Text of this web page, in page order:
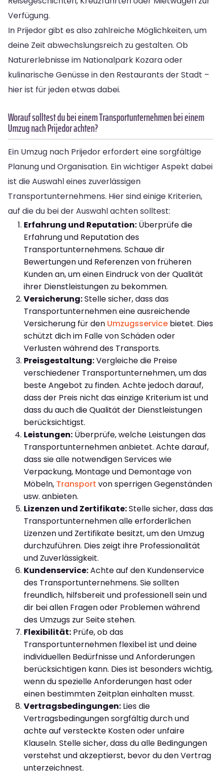
Verfügung.
In Prijedor gibt es also zahlreiche Möglichkeiten, um
deine Zeit abwechslungsreich zu gestalten. Ob
Naturerlebnisse im Nationalpark Kozara oder
kulinarische Genüsse in den Restaurants der Stadt –
hier ist für jeden etwas dabei.
Worauf solltest du bei einem Transportunternehmen bei einem
Umzug nach Prijedor achten?
Ein Umzug nach Prijedor erfordert eine sorgfältige
Planung und Organisation. Ein wichtiger Aspekt dabei
ist die Auswahl eines zuverlässigen
Transportunternehmens. Hier sind einige Kriterien,
auf die du bei der Auswahl achten solltest:
Erfahrung und Reputation: Überprüfe die
Erfahrung und Reputation des
Transportunternehmens. Schaue dir
Bewertungen und Referenzen von früheren
Kunden an, um einen Eindruck von der Qualität
ihrer Dienstleistungen zu bekommen.
Versicherung:Stelle sicher, dass das
Transportunternehmen eine ausreichende
Versicherung für den Umzugsservice bietet. Dies
schützt dich im Falle von Schäden oder
Verlusten während des Transports.
Preisgestaltung:Vergleiche die Preise
verschiedener Transportunternehmen, um das
beste Angebot zu finden. Achte jedoch darauf,
dass der Preis nicht das einzige Kriterium ist und
dass du auch die Qualität der Dienstleistungen
berücksichtigst.
Leistungen: Überprüfe, welche Leistungen das
Transportunternehmen anbietet. Achte darauf,
dass sie alle notwendigen Services wie
Verpackung, Montage und Demontage von
Möbeln, Transport von sperrigen Gegenständen
usw. anbieten.
Lizenzen und Zertifikate:Stelle sicher, dass das
Transportunternehmen alle erforderlichen
Lizenzen und Zertifikate besitzt, um den Umzug
durchzuführen. Dies zeigt ihre Professionalität
und Zuverlässigkeit.
Kundenservice:Achte auf den Kundenservice
des Transportunternehmens. Sie sollten
freundlich, hilfsbereit und professionell sein und
dir bei allen Fragen oder Problemen während
des Umzugs zur Seite stehen.
Flexibilität: Prüfe, ob das
Transportunternehmen flexibel ist und deine
individuellen Bedürfnisse und Anforderungen
berücksichtigen kann. Dies ist besonders wichtig,
wenn du spezielle Anforderungen hast oder
einen bestimmten Zeitplan einhalten musst.
Vertragsbedingungen: Lies die
Vertragsbedingungen sorgfältig durch und
achte auf versteckte Kosten oder unfaire
Klauseln. Stelle sicher, dass du alle Bedingungen
verstehst und akzeptierst, bevor du den Vertrag
unterzeichnest.